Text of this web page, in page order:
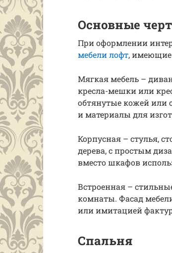
Основные
При оформлении
мебели лофт, имеющие
Мягкая мебель –
кресла-мешки или
обтянутые кожей или
и материалы для
Корпусная – стулья,
дерева, с простым
вместо шкафов
Встроенная –
комнаты. Фасад
или имитацией
Спальня